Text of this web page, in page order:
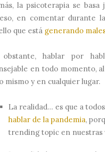
la psicoterapia se basa
en comentar durante
que está generando
obstante, hablar por
en todo momento,
mismo y en cualquier lugar.
La realidad… es que a
hablar de la pandemia,
trending topic en nuestras